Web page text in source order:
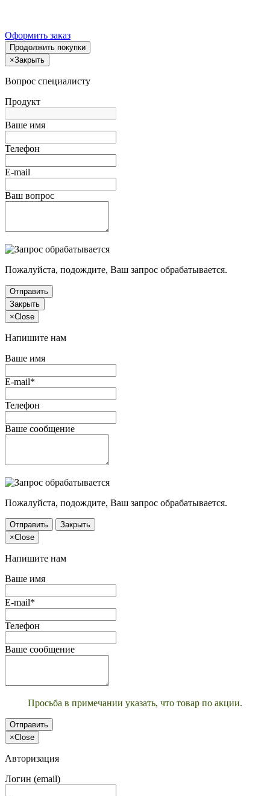
Оформить заказ
Продолжить покупки
×Закрыть
Вопрос специалисту
Продукт
Ваше имя
Телефон
E-mail
Ваш вопрос
Пожалуйста, подождите, Ваш запрос обрабатывается.
Отправить
Закрыть
×Close
Напишите нам
Ваше имя
E-mail*
Телефон
Ваше сообщение
Пожалуйста, подождите, Ваш запрос обрабатывается.
Отправить
Закрыть
×Close
Напишите нам
Ваше имя
E-mail*
Телефон
Ваше сообщение
Просьба в примечании указать, что товар по акции.
Отправить
×Close
Авторизация
Логин (email)